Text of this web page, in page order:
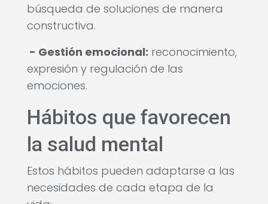
búsqueda de soluciones de manera
constructiva.
- Gestión emocional: reconocimiento,
expresión y regulación de las
emociones.
Hábitos que favorecen
la salud mental
Estos hábitos pueden adaptarse a las
necesidades de cada etapa de la